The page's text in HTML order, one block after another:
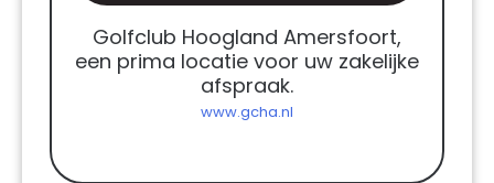
Golfclub Hoogland Amersfoort,
een prima locatie voor uw zakelijke
afspraak.
www.gcha.nl